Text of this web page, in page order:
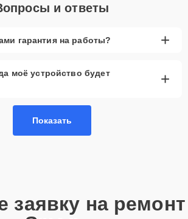
и ответы
гарантия на работы? +
моё устройство будет
+
Показать
заявку на ремонт